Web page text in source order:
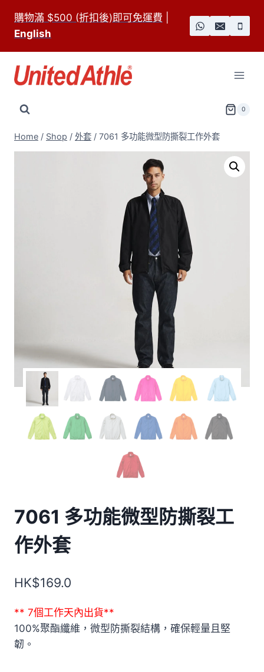
content
購物滿 $500 (折扣後)即可免運費
English
0
Home / Shop / 外套 / 7061 多功能微型防撕裂工作外套
7061 多功能微型防撕裂工
作外套
HK$169.0
** 7個工作天內出貨**
100%聚酯纖維，微型防撕裂結構，確保輕量且堅
韌。